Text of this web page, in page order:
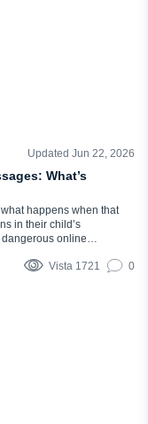
Updated Jun 22, 2026
What’s
happens when that
in their child’s
online
hard to decrypt in
Vista 1721 0